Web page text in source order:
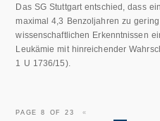
Das SG Stuttgart entschied, dass
maximal 4,3 Benzoljahren zu
wissenschaftlichen Erkenntnissen
Leukämie mit hinreichender
1 U 1736/15).
PAGE 8 OF 23
«